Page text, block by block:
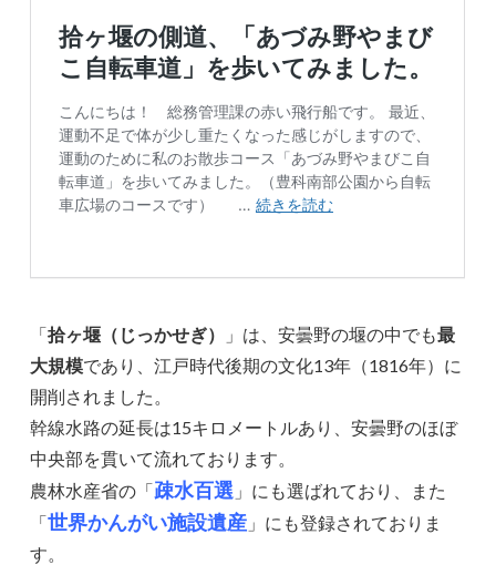
「拾ヶ堰（じっかせぎ） 」は、安曇野の堰の中でも最
大規模であり、江戸時代後期の文化13年（1816年）に
開削されました。
幹線水路の延長は15キロメートルあり、安曇野のほぼ
中央部を貫いて流れております。
農林水産省の「疎水百選 」にも選ばれており、また
「世界かんがい施設遺産 」にも登録されておりま
す。